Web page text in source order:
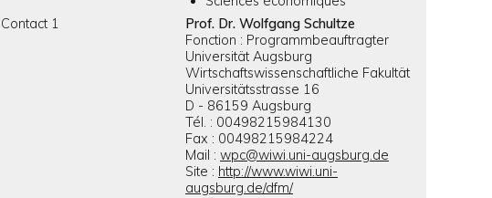
Contact 1
Prof. Dr. Wolfgang Schultze
Fonction : Programmbeauftragter
Universität Augsburg
Wirtschaftswissenschaftliche Fakultät
Universitätsstrasse 16
D - 86159 Augsburg
Tél. : 00498215984130
Fax : 00498215984224
Mail : wpc@wiwi.uni-augsburg.de
Site : http://www.wiwi.uni-
augsburg.de/dfm/